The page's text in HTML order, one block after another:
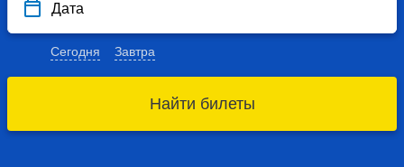
Дата
Сегодня Завтра
Найти билеты